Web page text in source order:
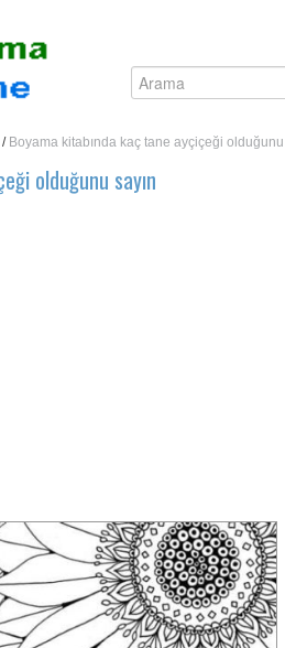
/ Boyama kitabında kaç tane ayçiçeği olduğunu
olduğunu sayın